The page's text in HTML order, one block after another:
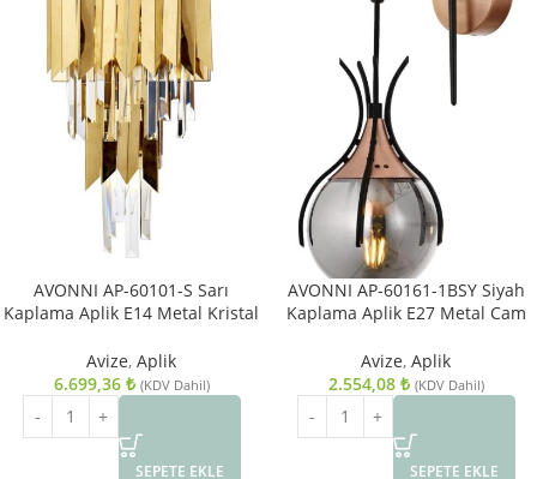
AVONNI AP-60101-S Sarı
Kaplama Aplik E14 Metal Kristal
Avize, Aplik
6.699,36 ₺ (KDV Dahil)
SEPETE EKLE
AVONNI AP-60161-1BSY Siyah
Kaplama Aplik E27 Metal Cam
Avize, Aplik
2.554,08 ₺ (KDV Dahil)
SEPETE EKLE